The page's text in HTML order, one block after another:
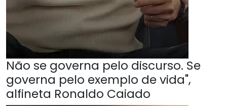
Não se governa pelo discurso. Se
governa pelo exemplo de vida",
alfineta Ronaldo Caiado